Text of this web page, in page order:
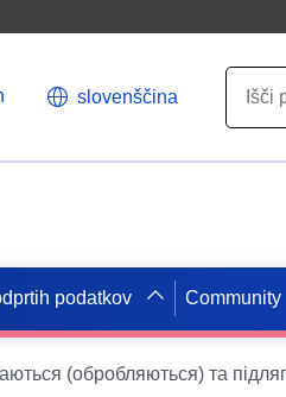
slovenščina
podatkov Community